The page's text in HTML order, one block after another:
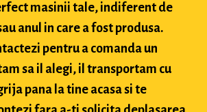
masinii tale, indiferent de
anul in care a fost produsa.
pentru a comanda un
sa il alegi, il transportam cu
pana la tine acasa si te